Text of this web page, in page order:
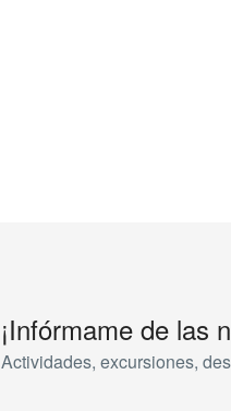
¡Infórmame de las
Actividades, excursiones,